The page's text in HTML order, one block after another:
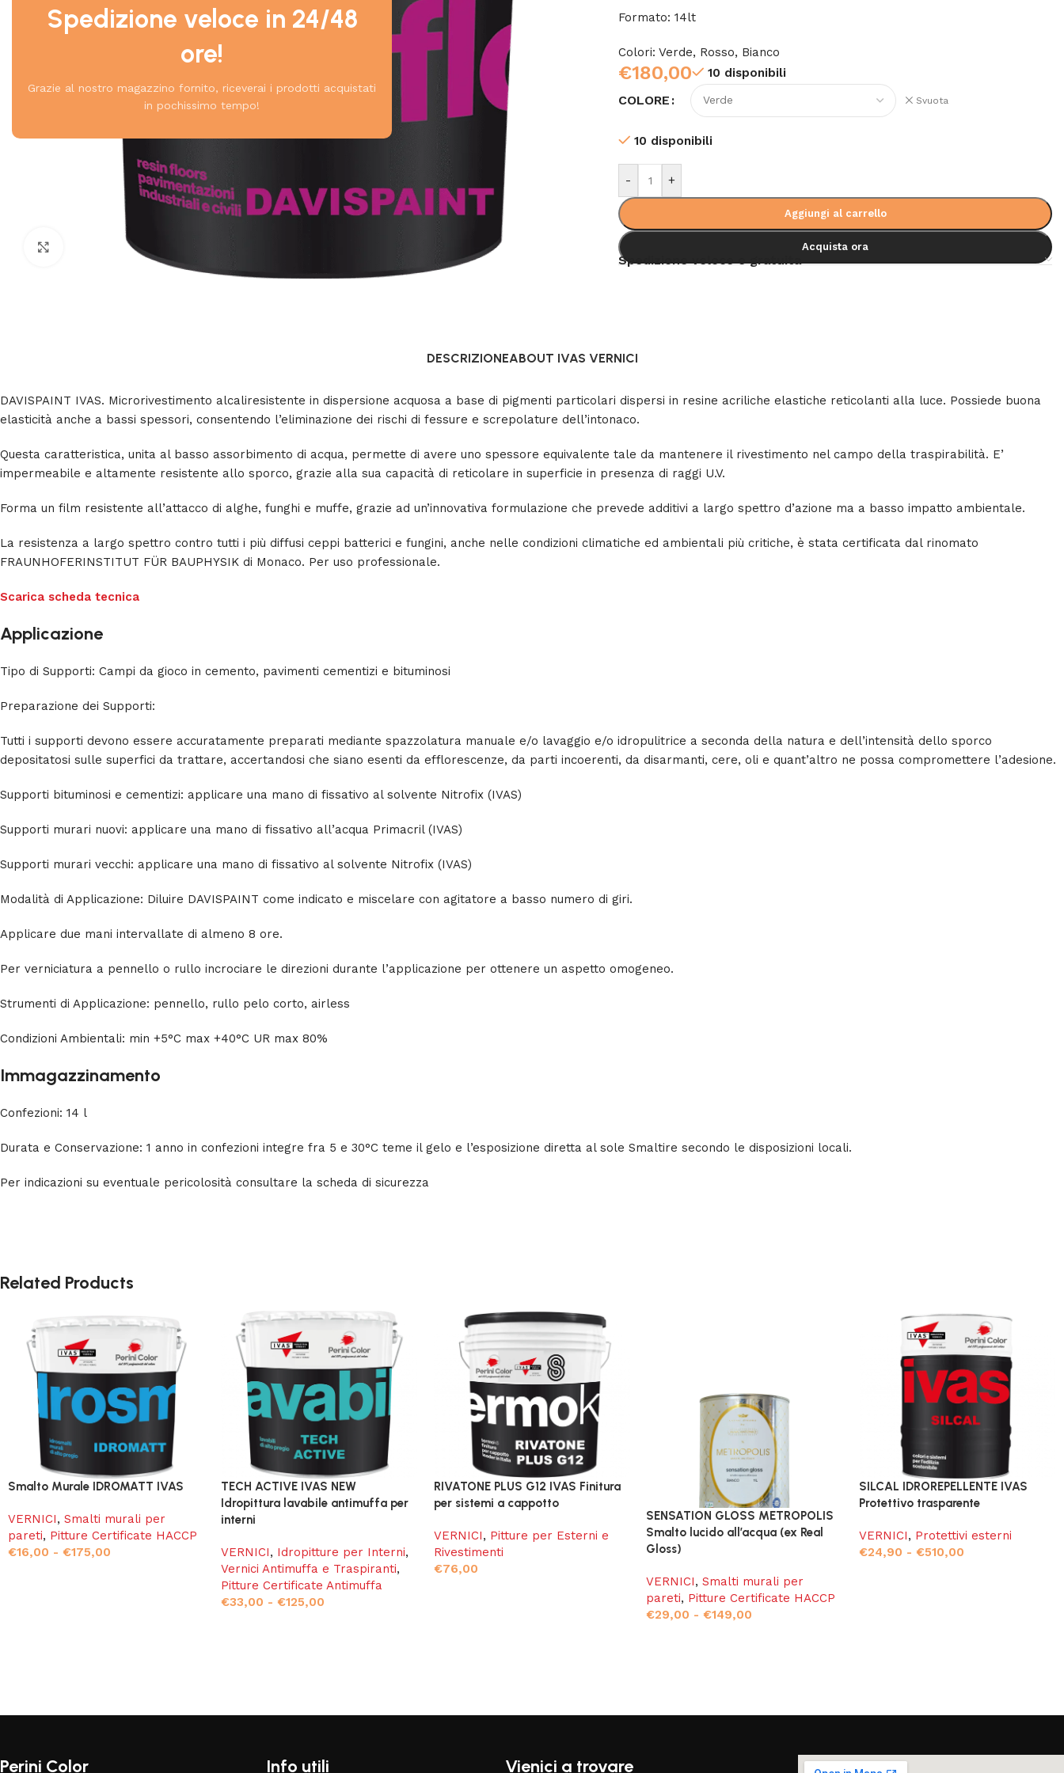
Spedizione veloce in 24/48
ore!
Grazie al nostro magazzino fornito, riceverai i prodotti acquistati
in pochissimo tempo!
Click to enlarge
Formato: 14lt
Colori: Verde, Rosso, Bianco
€180,00 10 disponibili
COLORE Svuota
10 disponibili
- +
Aggiungi al carrello
Acquista ora
Spedizione veloce e gratuita
DESCRIZIONEABOUT IVAS VERNICI
DAVISPAINT IVAS. Microrivestimento alcaliresistente in dispersione acquosa a base di pigmenti particolari dispersi in resine acriliche elastiche reticolanti alla luce. Possiede buona
elasticità anche a bassi spessori, consentendo l’eliminazione dei rischi di fessure e screpolature dell’intonaco.
Questa caratteristica, unita al basso assorbimento di acqua, permette di avere uno spessore equivalente tale da mantenere il rivestimento nel campo della traspirabilità. E’
impermeabile e altamente resistente allo sporco, grazie alla sua capacità di reticolare in superficie in presenza di raggi U.V.
Forma un film resistente all’attacco di alghe, funghi e muffe, grazie ad un’innovativa formulazione che prevede additivi a largo spettro d’azione ma a basso impatto ambientale.
La resistenza a largo spettro contro tutti i più diffusi ceppi batterici e fungini, anche nelle condizioni climatiche ed ambientali più critiche, è stata certificata dal rinomato
FRAUNHOFERINSTITUT FÜR BAUPHYSIK di Monaco. Per uso professionale.
Scarica scheda tecnica
Applicazione
Tipo di Supporti: Campi da gioco in cemento, pavimenti cementizi e bituminosi
Preparazione dei Supporti:
Tutti i supporti devono essere accuratamente preparati mediante spazzolatura manuale e/o lavaggio e/o idropulitrice a seconda della natura e dell’intensità dello sporco
depositatosi sulle superfici da trattare, accertandosi che siano esenti da efflorescenze, da parti incoerenti, da disarmanti, cere, oli e quant’altro ne possa compromettere l’adesione.
Supporti bituminosi e cementizi: applicare una mano di fissativo al solvente Nitrofix (IVAS)
Supporti murari nuovi: applicare una mano di fissativo all’acqua Primacril (IVAS)
Supporti murari vecchi: applicare una mano di fissativo al solvente Nitrofix (IVAS)
Modalità di Applicazione: Diluire DAVISPAINT come indicato e miscelare con agitatore a basso numero di giri.
Applicare due mani intervallate di almeno 8 ore.
Per verniciatura a pennello o rullo incrociare le direzioni durante l’applicazione per ottenere un aspetto omogeneo.
Strumenti di Applicazione: pennello, rullo pelo corto, airless
Condizioni Ambientali: min +5°C max +40°C UR max 80%
Immagazzinamento
Confezioni: 14 l
Durata e Conservazione: 1 anno in confezioni integre fra 5 e 30°C teme il gelo e l’esposizione diretta al sole Smaltire secondo le disposizioni locali.
Per indicazioni su eventuale pericolosità consultare la scheda di sicurezza
Related Products
Smalto Murale IDROMATT IVAS
VERNICI, Smalti murali per
pareti, Pitture Certificate HACCP
€16,00 - €175,00
TECH ACTIVE IVAS NEW
Idropittura lavabile antimuffa per
interni
VERNICI, Idropitture per Interni,
Vernici Antimuffa e Traspiranti,
Pitture Certificate Antimuffa
€33,00 - €125,00
RIVATONE PLUS G12 IVAS Finitura
per sistemi a cappotto
VERNICI, Pitture per Esterni e
Rivestimenti
€76,00
SENSATION GLOSS METROPOLIS
Smalto lucido all’acqua (ex Real
Gloss)
VERNICI, Smalti murali per
pareti, Pitture Certificate HACCP
€29,00 - €149,00
SILCAL IDROREPELLENTE IVAS
Protettivo trasparente
VERNICI, Protettivi esterni
€24,90 - €510,00
Perini Color Info utili Vienici a trovare